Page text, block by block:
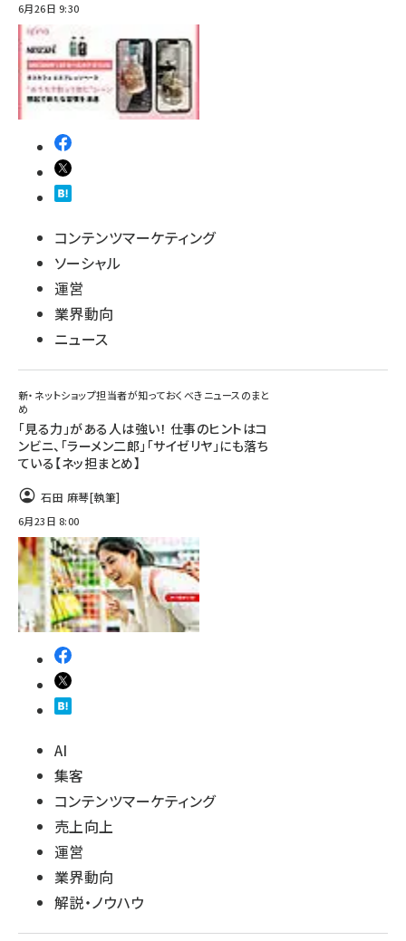
6月26日 9:30
コンテンツマーケティング
ソーシャル
運営
業界動向
ニュース
新・ネットショップ担当者が知っておくべきニュースのまと
め
「見る力」がある人は強い！ 仕事のヒントはコ
ンビニ、「ラーメン二郎」「サイゼリヤ」にも落ち
ている【ネッ担まとめ】
石田 麻琴[執筆]
6月23日 8:00
AI
集客
コンテンツマーケティング
売上向上
運営
業界動向
解説・ノウハウ